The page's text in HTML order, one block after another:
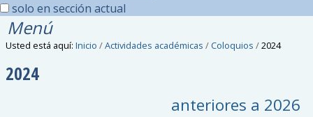
solo en sección actual
Menú
Usted está aquí: Inicio /Actividades académicas / Coloquios /2024
2024
anteriores a 2026